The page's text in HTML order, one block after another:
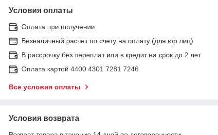
Условия оплаты
Оплата при получении
Безналичный расчет по счету на оплату (для юр.лиц)
В рассрочку без переплат или в кредит на срок до 2 лет
Оплата картой 4400 4301 7281 7246
Все условия оплаты
Условия возврата